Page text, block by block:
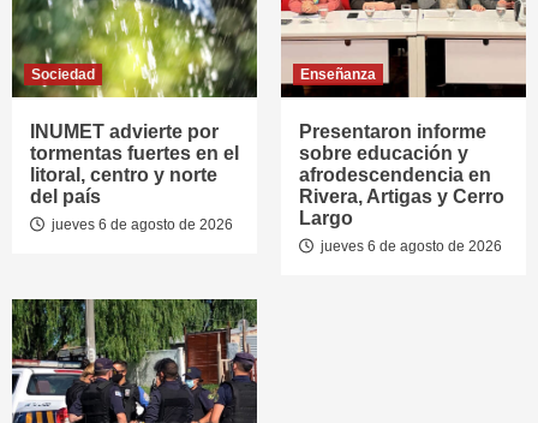
Sociedad
INUMET advierte por
tormentas fuertes en el
litoral, centro y norte
del país
jueves 6 de agosto de 2026
Enseñanza
Presentaron informe
sobre educación y
afrodescendencia en
Rivera, Artigas y Cerro
Largo
jueves 6 de agosto de 2026